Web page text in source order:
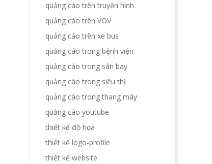
quảng cáo trên truyền hình
quảng cáo trên VOV
quảng cáo trên xe bus
quảng cáo trong bệnh viện
quảng cáo trong sân bay
quảng cáo trong siêu thị
quảng cáo trong thang máy
quảng cáo youtube
thiết kế đồ họa
thiết kế logo-profile
thiết kế website